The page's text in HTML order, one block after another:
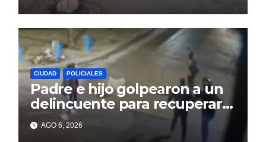
CIUDAD POLICIALES
Padre e hijo golpearon a un
delincuente para recuperar
un celular robado en Berisso
AGO 6, 2026